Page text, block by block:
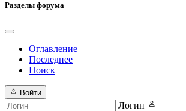
Разделы форума
Оглавление
Последнее
Поиск
Войти
Логин